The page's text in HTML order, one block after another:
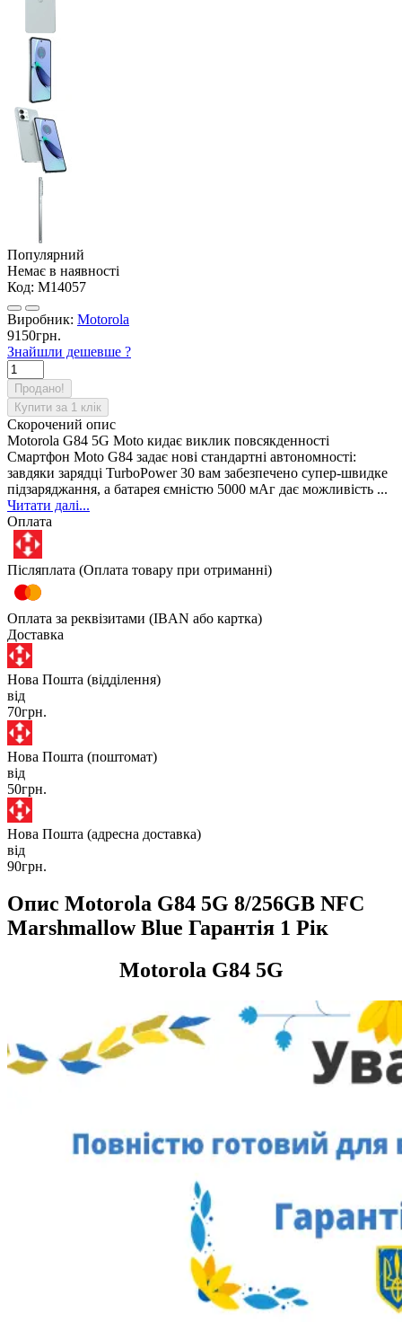
Популярний
Немає в наявності
Код: M14057
Виробник: Motorola
9150грн.
Знайшли дешевше ?
Продано!
Купити за 1 клiк
Скорочений опис
Motorola G84 5G Moto кидає виклик повсякденності
Смартфон Moto G84 задає нові стандартні автономності:
завдяки зарядці TurboPower 30 вам забезпечено супер-швидке
підзаряджання, а батарея ємністю 5000 мАг дає можливість ...
Читати далі...
Оплата
Післяплата (Оплата товару при отриманні)
Оплата за реквізитами (IBAN або картка)
Доставка
Нова Пошта (відділення)
від
70грн.
Нова Пошта (поштомат)
від
50грн.
Нова Пошта (адресна доставка)
від
90грн.
Опис Motorola G84 5G 8/256GB NFC
Marshmallow Blue Гарантія 1 Рік
Motorola G84 5G